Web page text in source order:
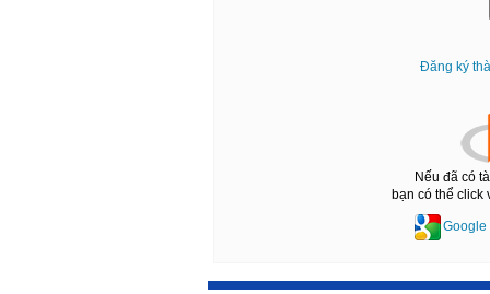
Đăng ký
Nếu đã có
bạn có thể click
Google